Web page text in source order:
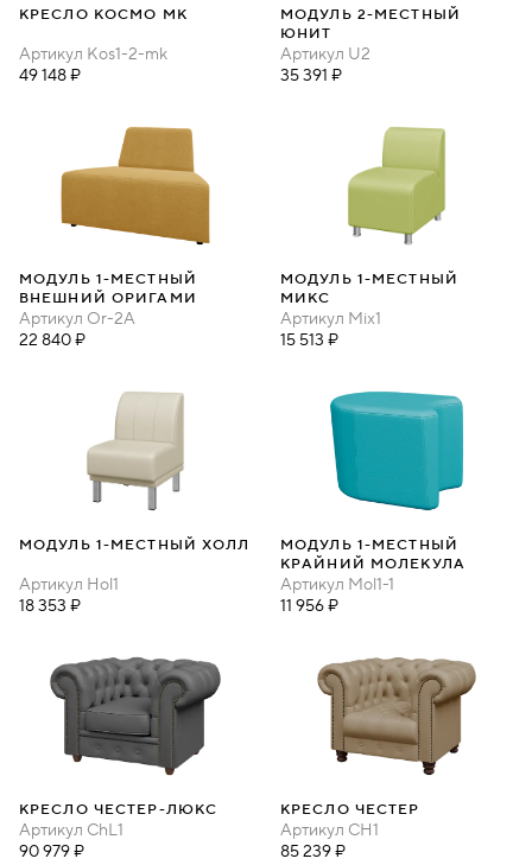
КРЕСЛО КОСМО МК
Артикул Kos1-2-mk
49 148 ₽
МОДУЛЬ 2-МЕСТНЫЙ
ЮНИТ
Артикул U2
35 391 ₽
МОДУЛЬ 1-МЕСТНЫЙ
ВНЕШНИЙ ОРИГАМИ
Артикул Or-2A
22 840 ₽
МОДУЛЬ 1-МЕСТНЫЙ
МИКС
Артикул Mix1
15 513 ₽
МОДУЛЬ 1-МЕСТНЫЙ ХОЛЛ
Артикул Hol1
18 353 ₽
МОДУЛЬ 1-МЕСТНЫЙ
КРАЙНИЙ МОЛЕКУЛА
Артикул Mol1-1
11 956 ₽
КРЕСЛО ЧЕСТЕР-ЛЮКС
Артикул ChL1
90 979 ₽
КРЕСЛО ЧЕСТЕР
Артикул CH1
85 239 ₽